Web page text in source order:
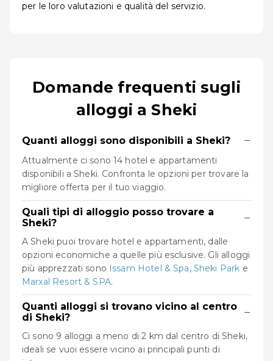
per le loro valutazioni e qualità del servizio.
Domande frequenti sugli
alloggi a Sheki
Quanti alloggi sono disponibili a Sheki? −
Attualmente ci sono 14 hotel e appartamenti
disponibili a Sheki. Confronta le opzioni per trovare la
migliore offerta per il tuo viaggio.
Quali tipi di alloggio posso trovare a
Sheki?
−
A Sheki puoi trovare hotel e appartamenti, dalle
opzioni economiche a quelle più esclusive. Gli alloggi
più apprezzati sono Issam Hotel & Spa, Sheki Park e
Marxal Resort & SPA.
Quanti alloggi si trovano vicino al centro
di Sheki?
−
Ci sono 9 alloggi a meno di 2 km dal centro di Sheki,
ideali se vuoi essere vicino ai principali punti di